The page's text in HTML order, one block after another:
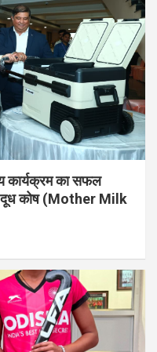
कार्यक्रम का सफल
दूध कोष (Mother Milk